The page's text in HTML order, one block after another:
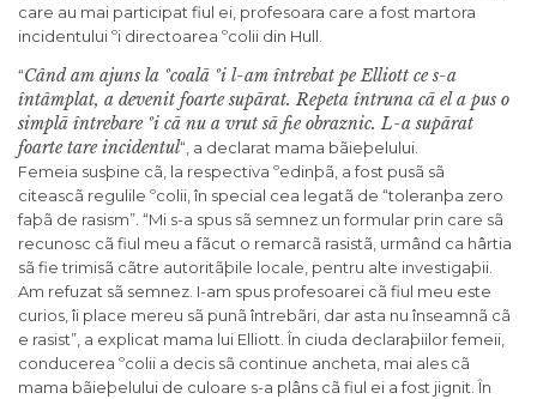
care au mai participat fiul ei, profesoara care a fost martora
incidentului ºi directoarea ºcolii din Hull.
“Când am ajuns la ºcoalã ºi l-am întrebat pe Elliott ce s-a
întâmplat, a devenit foarte supãrat. Repeta întruna cã el a pus o
simplã întrebare ºi cã nu a vrut sã fie obraznic. L-a supãrat
foarte tare incidentul“, a declarat mama bãieþelului.
Femeia susþine cã, la respectiva ºedinþã, a fost pusã sã
citeascã regulile ºcolii, în special cea legatã de “toleranþa zero
faþã de rasism”. “Mi s-a spus sã semnez un formular prin care sã
recunosc cã fiul meu a fãcut o remarcã rasistã, urmând ca hârtia
sã fie trimisã cãtre autoritãþile locale, pentru alte investigaþii.
Am refuzat sã semnez. I-am spus profesoarei cã fiul meu este
curios, îi place mereu sã punã întrebãri, dar asta nu înseamnã cã
e rasist”, a explicat mama lui Elliott. În ciuda declaraþiilor femeii,
conducerea ºcolii a decis sã continue ancheta, mai ales cã
mama bãieþelului de culoare s-a plâns cã fiul ei a fost jignit. În